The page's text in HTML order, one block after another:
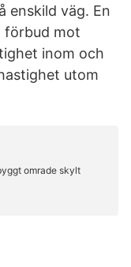
enskild väg. En
förbud mot
inom och
utom